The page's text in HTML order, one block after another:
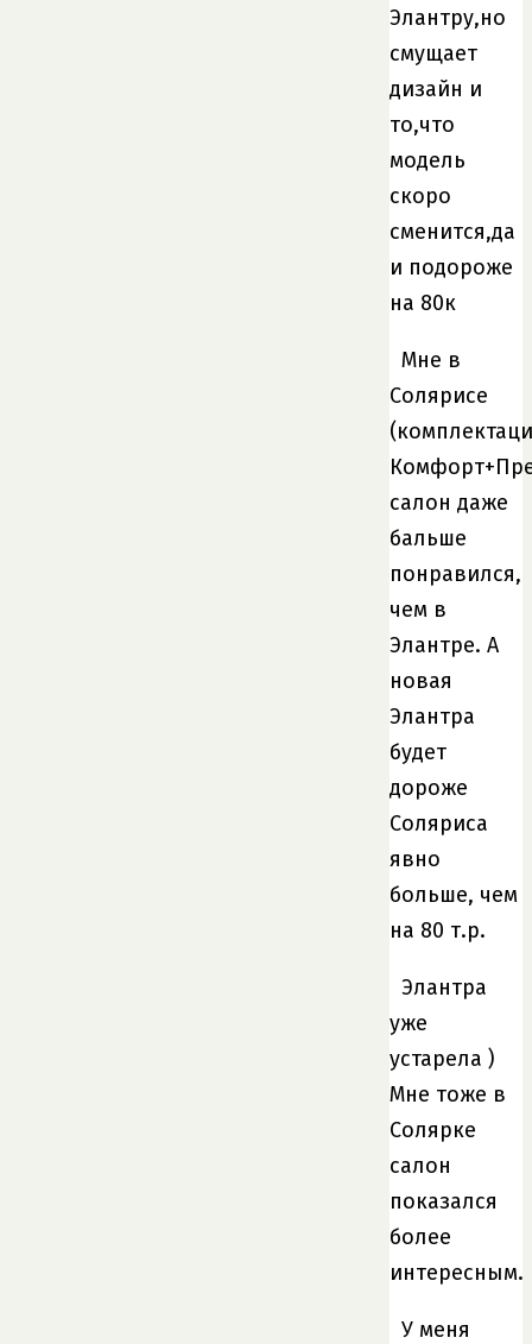
Элантру,но
смущает
дизайн и
то,что
модель
скоро
сменится,да
и подороже
на 80к
Мне в
Солярисе
салон даже
бальше
понравился,
чем в
Элантре. А
новая
Элантра
будет
дороже
Соляриса
явно
больше, чем
на 80 т.р.
Элантра
уже
устарела )
Мне тоже в
Солярке
салон
показался
более
интересным.
У меня